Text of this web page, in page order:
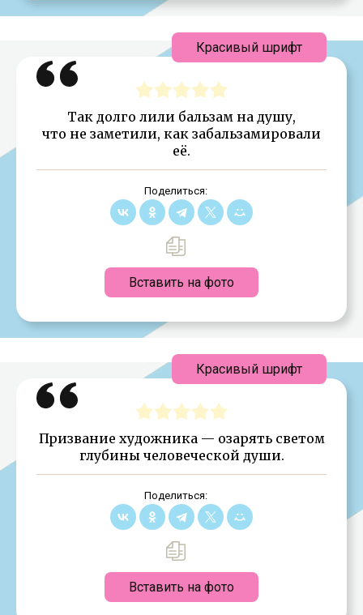
Так долго лили бальзам на душу,
что не заметили, как забальзамировали
её.
Поделиться:
Вставить на фото
Красивый шрифт
Призвание художника — озарять светом
глубины человеческой души.
Поделиться:
Вставить на фото
Красивый шрифт